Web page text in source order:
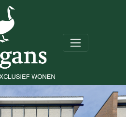
12 Alkmaar